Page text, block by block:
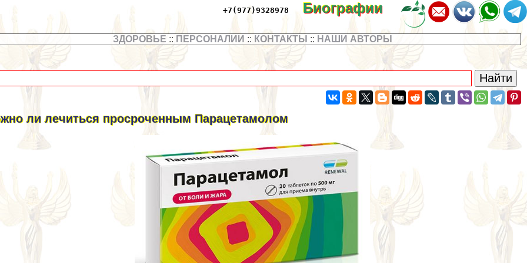
+7(977)9328978 Биографии
ЗДОРОВЬЕ :: ПЕРСОНАЛИИ :: КОНТАКТЫ :: НАШИ АВТОРЫ
ли лечиться просроченным Парацетамолом